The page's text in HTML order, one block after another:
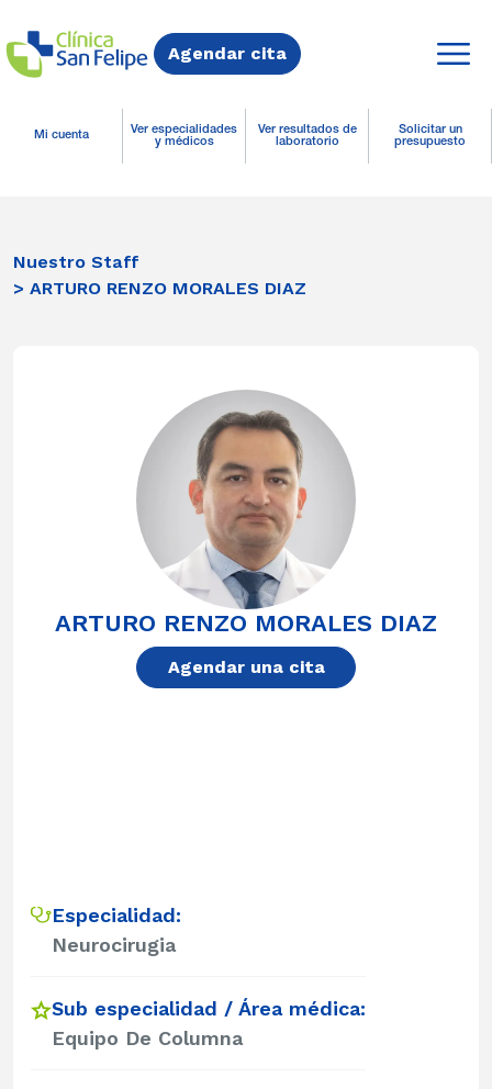
Agendar cita
Mi cuenta
Ver especialidades
y médicos
Ver resultados de
laboratorio
Solicitar un
presupuesto
Nuestro Staff
> ARTURO RENZO MORALES DIAZ
ARTURO RENZO MORALES DIAZ
Agendar una cita
Especialidad:
Neurocirugia
Sub especialidad / Área médica:
Equipo De Columna